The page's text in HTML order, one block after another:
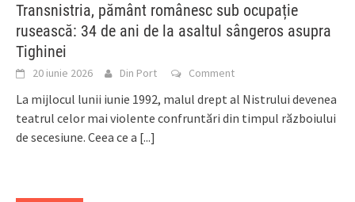
Transnistria, pământ românesc sub ocupație
rusească: 34 de ani de la asaltul sângeros asupra
Tighinei
20 iunie 2026 Din Port Comment
La mijlocul lunii iunie 1992, malul drept al Nistrului devenea
teatrul celor mai violente confruntări din timpul războiului
de secesiune. Ceea ce a [...]